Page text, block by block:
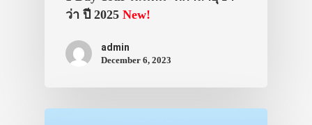
ว่า ปี 2025 New!
admin
December 6, 2023
ทัวร์